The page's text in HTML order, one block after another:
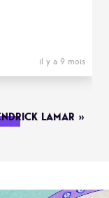
il y a 9 mois
LAMAR »